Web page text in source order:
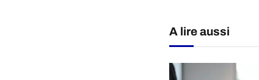
A lire aussi